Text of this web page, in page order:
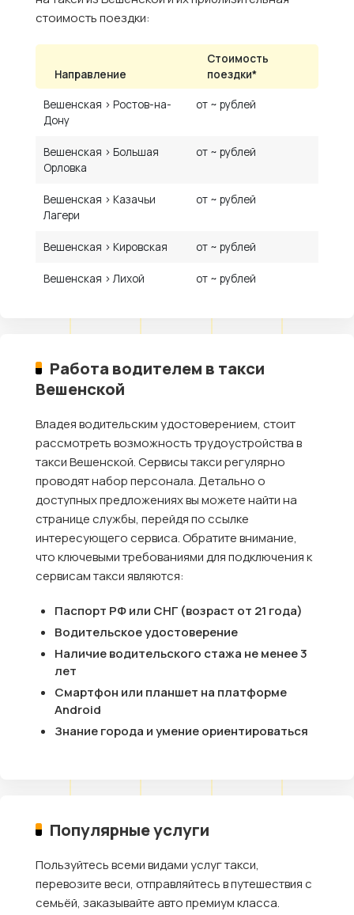
стоимость поездки:
Направление
Стоимость
поездки*
Вешенская › Ростов-на-
Дону
от ~ рублей
Вешенская › Большая
Орловка
от ~ рублей
Вешенская › Казачьи
Лагери
от ~ рублей
Вешенская › Кировская от ~ рублей
Вешенская › Лихой от ~ рублей
Работа водителем в такси
Вешенской
Владея водительским удостоверением, стоит
рассмотреть возможность трудоустройства в
такси Вешенской. Сервисы такси регулярно
проводят набор персонала. Детально о
доступных предложениях вы можете найти на
странице службы, перейдя по ссылке
интересующего сервиса. Обратите внимание,
что ключевыми требованиями для подключения к
сервисам такси являются:
Паспорт РФ или СНГ (возраст от 21 года)
Водительское удостоверение
Наличие водительского стажа не менее 3
лет
Смартфон или планшет на платформе
Android
Знание города и умение ориентироваться
Популярные услуги
Пользуйтесь всеми видами услуг такси,
перевозите веси, отправляйтесь в путешествия с
семьёй, заказывайте авто премиум класса.